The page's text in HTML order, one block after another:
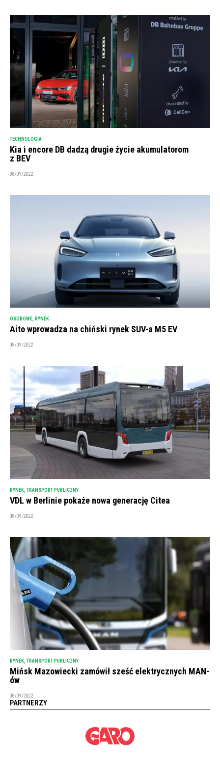
TECHNOLOGIA
Kia i encore DB dadzą drugie życie akumulatorom
z BEV
08/09/2022
OSOBOWE, RYNEK
Aito wprowadza na chiński rynek SUV-a M5 EV
08/09/2022
RYNEK TRANSPORT PUBLICZNY
VDL w Berlinie pokaże nowa generację Citea
08/09/2022
RYNEK, TRANSPORT PUBLICZNY
Mińsk Mazowiecki zamówił sześć elektrycznych MAN-
ów
08/09/2022
PARTNERZY